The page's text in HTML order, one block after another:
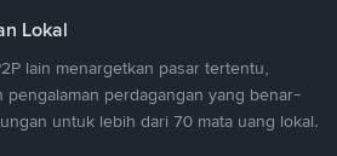
Lokal
lain menargetkan pasar tertentu,
pengalaman perdagangan yang benar-
untuk lebih dari 70 mata uang lokal.